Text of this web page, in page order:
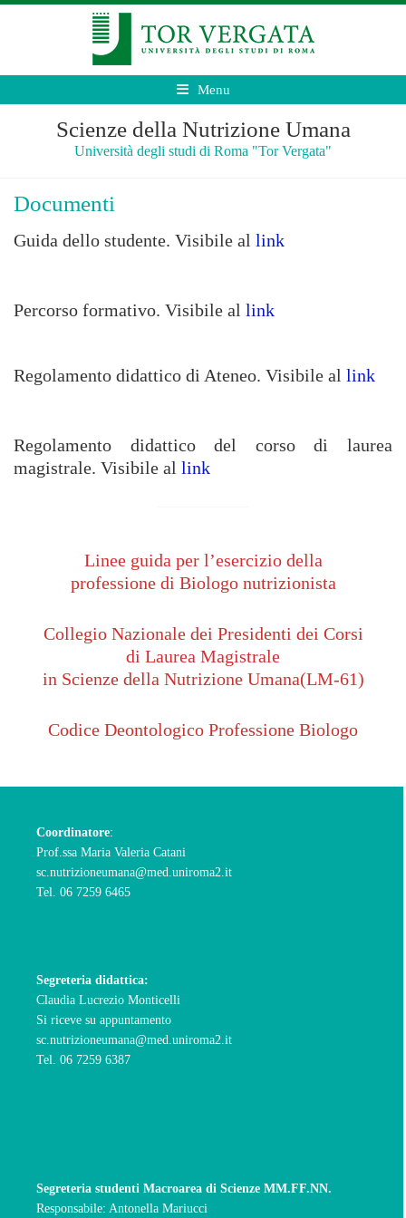
Menu
Scienze della Nutrizione Umana
Università degli studi di Roma "Tor Vergata"
Documenti
Guida dello studente. Visibile al link
Percorso formativo. Visibile al link
Regolamento didattico di Ateneo. Visibile al link
Regolamento didattico del corso di laurea
magistrale. Visibile al link
Linee guida per l’esercizio della
professione di Biologo nutrizionista
Collegio Nazionale dei Presidenti dei Corsi
di Laurea Magistrale
in Scienze della Nutrizione Umana(LM-61)
Codice Deontologico Professione Biologo
Coordinatore:
Prof.ssa Maria Valeria Catani
sc.nutrizioneumana@med.uniroma2.it
Tel. 06 7259 6465
Segreteria didattica:
Claudia Lucrezio Monticelli
Si riceve su appuntamento
sc.nutrizioneumana@med.uniroma2.it
Tel. 06 7259 6387
Segreteria studenti Macroarea di Scienze MM.FF.NN.
Responsabile: Antonella Mariucci